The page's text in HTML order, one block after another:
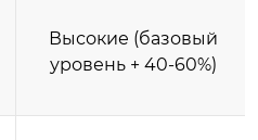
Высокие (базовый
уровень + 40-60%)